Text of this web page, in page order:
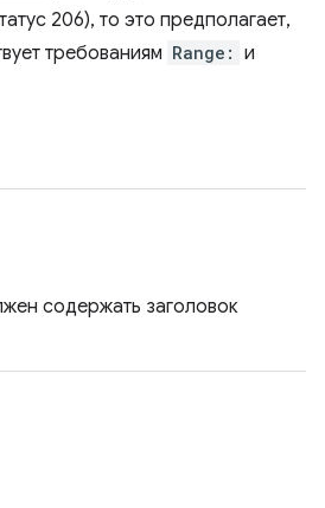
206), то это предполагает,
требованиям Range: и
содержать заголовок